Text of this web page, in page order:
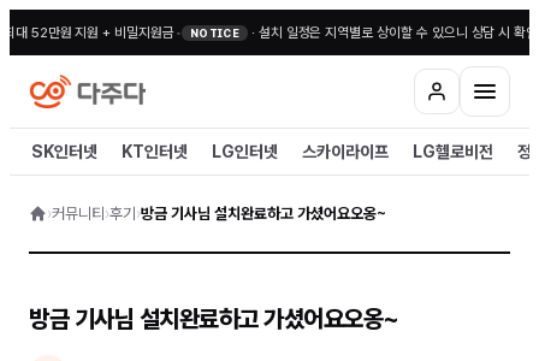
대 52만원 지원 + 비밀지원금• NOTICE · 설치 일정은 지역별로 상이할 수 있으니 상담 시 확인
SK인터넷 KT인터넷 LG인터넷 스카이라이프 LG헬로비전 정
›커뮤니티 ›후기 ›방금 기사님 설치완료하고 가셨어요오옹~
방금 기사님 설치완료하고 가셨어요오옹~